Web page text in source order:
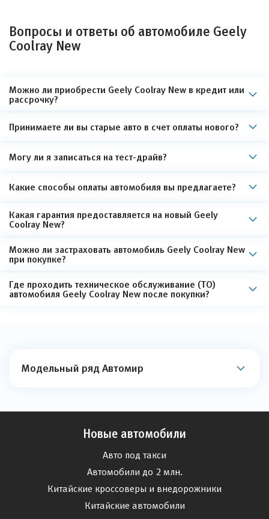
Вопросы и ответы об автомобиле Geely
Coolray New
Можно ли приобрести Geely Coolray New в кредит или
рассрочку?
Принимаете ли вы старые авто в счет оплаты нового?
Могу ли я записаться на тест-драйв?
Какие способы оплаты автомобиля вы предлагаете?
Какая гарантия предоставляется на новый Geely
Coolray New?
Можно ли застраховать автомобиль Geely Coolray New
при покупке?
Где проходить техническое обслуживание (ТО)
автомобиля Geely Coolray New после покупки?
Модельный ряд Автомир
Новые автомобили
Авто под такси
Автомобили до 2 млн.
Китайские кроссоверы и внедорожники
Китайские автомобили